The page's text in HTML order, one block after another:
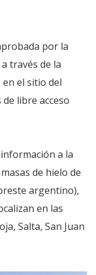
por la
través de la
el sitio del
libre acceso
a la
de hielo de
argentino),
en las
Salta, San Juan